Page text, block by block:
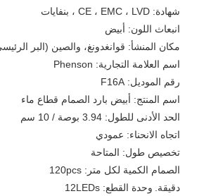
شهادة: CE ، EMC ، LVD ، بنفايات
انبعاث اللون: أبيض
مكان المنشأ: قوانغدونغ، والصين (البر
اسم العلامة التجارية: Phenson
رقم الموديل: F16A
اسم المنتج: أبيض بارد الصمام قطاع ماء
الحد الأدنى للطول: 3.94 بوصة / 10 سم
اتجاه الانحناء: عمودي
تخصيص طول: المتاحة
الصمام الكمية لكل متر: 120pcs
دقيقة. وحدة القطع: 12LEDs